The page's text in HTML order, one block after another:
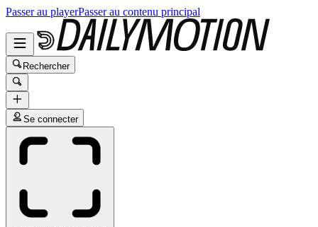
Passer au playerPasser au contenu principal
Rechercher
Se connecter